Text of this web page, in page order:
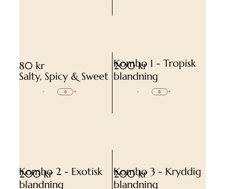
80 kr
Salty, Spicy & Sweet
- +
200 kr
Kombo 1 - Tropisk
blandning
- +
200 kr
Kombo 2 - Exotisk
blandning
200 kr
Kombo 3 - Kryddig
blandning